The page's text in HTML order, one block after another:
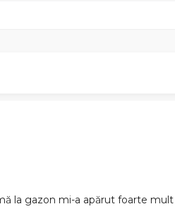
la gazon mi-a apărut foarte